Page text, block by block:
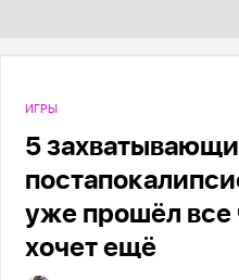
ИГРЫ
5
уже прошёл все
хочет ещё